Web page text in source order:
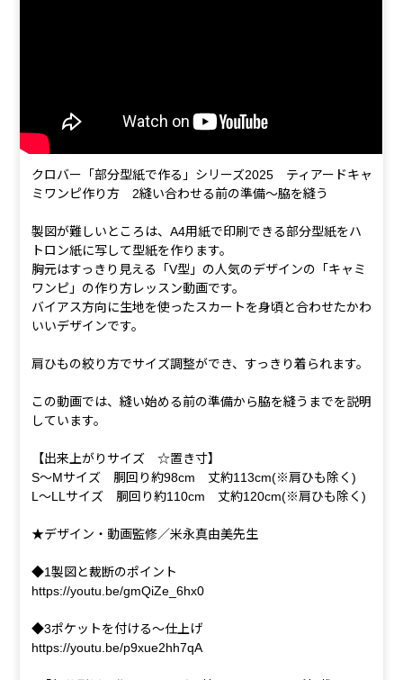
クロバー「部分型紙で作る」シリーズ2025 ティアードキャ
ミワンピ作り方 2縫い合わせる前の準備～脇を縫う
製図が難しいところは、A4用紙で印刷できる部分型紙をハ
トロン紙に写して型紙を作ります。
胸元はすっきり見える「V型」の人気のデザインの「キャミ
ワンピ」の作り方レッスン動画です。
バイアス方向に生地を使ったスカートを身頃と合わせたかわ
いいデザインです。
肩ひもの絞り方でサイズ調整ができ、すっきり着られます。
この動画では、縫い始める前の準備から脇を縫うまでを説明
しています。
【出来上がりサイズ ☆置き寸】
S～Mサイズ 胴回り約98cm 丈約113cm(※肩ひも除く)
L～LLサイズ 胴回り約110cm 丈約120cm(※肩ひも除く)
★デザイン・動画監修／米永真由美先生
◆1製図と裁断のポイント
https://youtu.be/gmQiZe_6hx0
◆3ポケットを付ける～仕上げ
https://youtu.be/p9xue2hh7qA